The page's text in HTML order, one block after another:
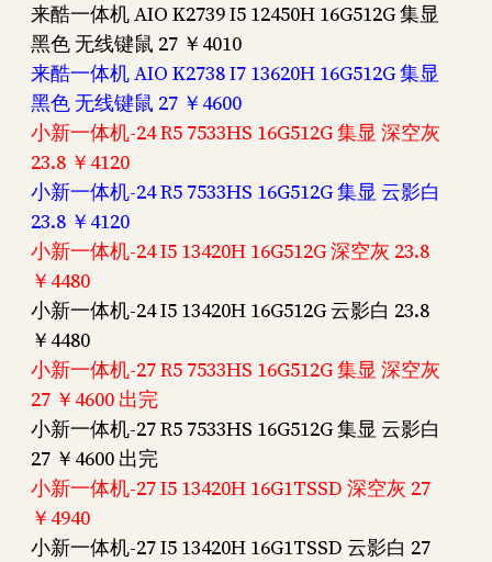
来酷一体机 AIO K2739 I5 12450H 16G512G 集显
黑色 无线键鼠 27 ￥4010
来酷一体机 AIO K2738 I7 13620H 16G512G 集显
黑色 无线键鼠 27 ￥4600
小新一体机-24 R5 7533HS 16G512G 集显 深空灰
23.8 ￥4120
小新一体机-24 R5 7533HS 16G512G 集显 云影白
23.8 ￥4120
小新一体机-24 I5 13420H 16G512G 深空灰 23.8
￥4480
小新一体机-24 I5 13420H 16G512G 云影白 23.8
￥4480
小新一体机-27 R5 7533HS 16G512G 集显 深空灰
27 ￥4600 出完
小新一体机-27 R5 7533HS 16G512G 集显 云影白
27 ￥4600 出完
小新一体机-27 I5 13420H 16G1TSSD 深空灰 27
￥4940
小新一体机-27 I5 13420H 16G1TSSD 云影白 27